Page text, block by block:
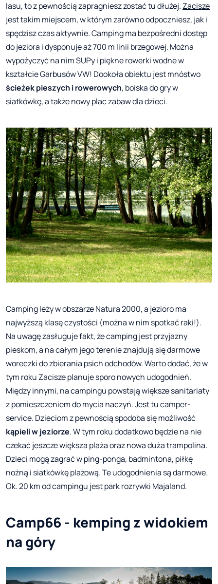
lasu, to z pewnością zapragniesz zostać tu dłużej. Zacisze
jest takim miejscem, w którym zarówno odpoczniesz, jak i
spędzisz czas aktywnie. Camping ma bezpośredni dostęp
do jeziora i dysponuje aż 700 m linii brzegowej. Można
wypożyczyć na nim SUPy i piękne rowerki wodne w
kształcie Garbusów VW! Dookoła obiektu jest mnóstwo
ścieżek pieszych i rowerowych, boiska do gry w
siatkówkę, a także nowy plac zabaw dla dzieci.
Camping leży w obszarze Natura 2000, a jezioro ma
najwyższą klasę czystości (można w nim spotkać raki!).
Na uwagę zasługuje fakt, że camping jest przyjazny
pieskom, a na całym jego terenie znajdują się darmowe
woreczki do zbierania psich odchodów. Warto dodać, że w
tym roku Zacisze planuje sporo nowych udogodnień.
Między innymi, na campingu powstają większe sanitariaty
z pomieszczeniem do mycia naczyń. Jest tu camper-
service. Dzieciom z pewnością spodoba się możliwość
kąpieli w jeziorze. W tym roku dodatkowo będzie na nie
czekać jeszcze większa plaża oraz nowa duża trampolina.
Dzieci mogą zagrać w ping-ponga, badmintona, piłkę
nożną i siatkówkę plażową. Te udogodnienia są darmowe.
Ok. 20 km od campingu jest park rozrywki Majaland.
Camp66 - kemping z widokiem
na góry